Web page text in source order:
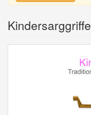
Kindersarggriffe